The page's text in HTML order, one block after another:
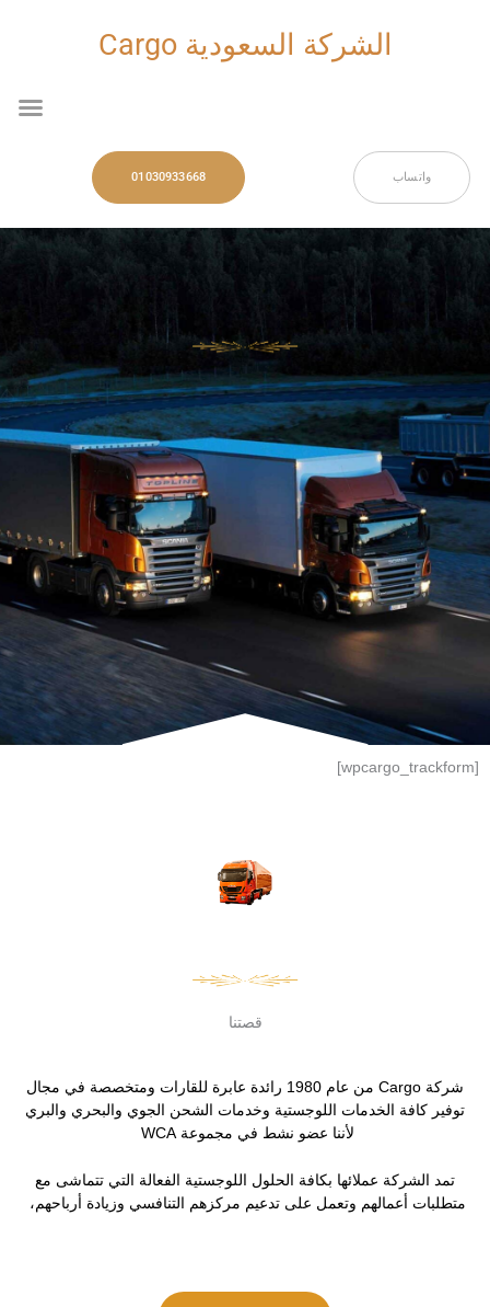
الشركة السعودية Cargo
واتساب 01030933668
[wpcargo_trackform]
قصتنا
شركة Cargo من عام 1980 رائدة عابرة للقارات ومتخصصة في مجال
توفير كافة الخدمات اللوجستية وخدمات الشحن الجوي والبحري والبري
لأننا عضو نشط في مجموعة WCA
تمد الشركة عملائها بكافة الحلول اللوجستية الفعالة التي تتماشى مع
متطلبات أعمالهم وتعمل على تدعيم مركزهم التنافسي وزيادة أرباحهم،